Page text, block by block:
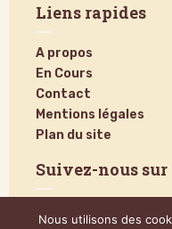
Liens rapides
A propos
En Cours
Contact
Mentions légales
Plan du site
Suivez-nous sur
Nous utilisons des